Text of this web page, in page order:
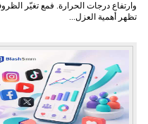
وارتفاع درجات الحرارة. فمع تغيّر
تظهر أهمية العزل...